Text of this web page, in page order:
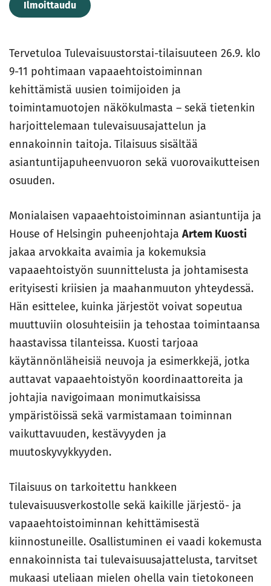
Ilmoittaudu
Tervetuloa Tulevaisuustorstai-tilaisuuteen 26.9. klo
9-11 pohtimaan vapaaehtoistoiminnan
kehittämistä uusien toimijoiden ja
toimintamuotojen näkökulmasta – sekä tietenkin
harjoittelemaan tulevaisuusajattelun ja
ennakoinnin taitoja. Tilaisuus sisältää
asiantuntijapuheenvuoron sekä vuorovaikutteisen
osuuden.
Monialaisen vapaaehtoistoiminnan asiantuntija ja
House of Helsingin puheenjohtaja Artem Kuosti
jakaa arvokkaita avaimia ja kokemuksia
vapaaehtoistyön suunnittelusta ja johtamisesta
erityisesti kriisien ja maahanmuuton yhteydessä.
Hän esittelee, kuinka järjestöt voivat sopeutua
muuttuviin olosuhteisiin ja tehostaa toimintaansa
haastavissa tilanteissa. Kuosti tarjoaa
käytännönläheisiä neuvoja ja esimerkkejä, jotka
auttavat vapaaehtoistyön koordinaattoreita ja
johtajia navigoimaan monimutkaisissa
ympäristöissä sekä varmistamaan toiminnan
vaikuttavuuden, kestävyyden ja
muutoskyvykkyyden.
Tilaisuus on tarkoitettu hankkeen
tulevaisuusverkostolle sekä kaikille järjestö- ja
vapaaehtoistoiminnan kehittämisestä
kiinnostuneille. Osallistuminen ei vaadi kokemusta
ennakoinnista tai tulevaisuusajattelusta, tarvitset
mukaasi uteliaan mielen ohella vain tietokoneen